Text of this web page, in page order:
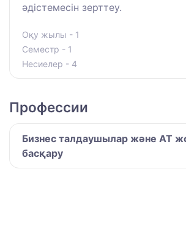
әдістемесін зерттеу.
Оқу жылы - 1
Семестр - 1
Несиелер - 4
Профессии
Бизнес талдаушылар және АТ
басқару